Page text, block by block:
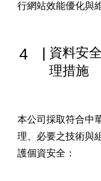
行網站效能優化與
4
資料安
理措施
本公司採取符合中
理、必要之技術與
護個資安全：